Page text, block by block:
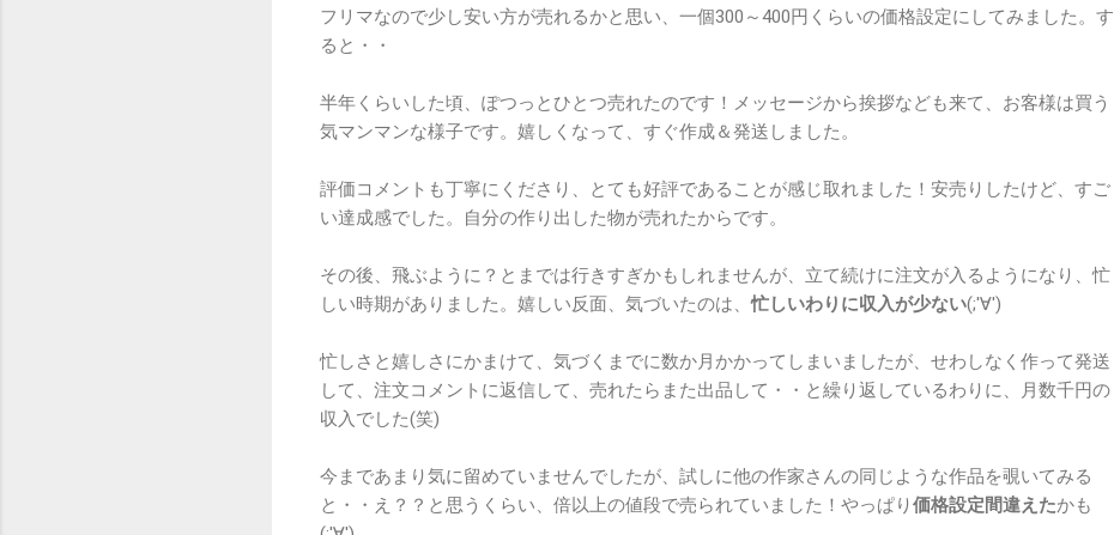
フリマなので少し安い方が売れるかと思い、一個300～400円くらいの価格設定にしてみました。す
ると・・
半年くらいした頃、ぽつっとひとつ売れたのです！メッセージから挨拶なども来て、お客様は買う
気マンマンな様子です。嬉しくなって、すぐ作成＆発送しました。
評価コメントも丁寧にくださり、とても好評であることが感じ取れました！安売りしたけど、すご
い達成感でした。自分の作り出した物が売れたからです。
その後、飛ぶように？とまでは行きすぎかもしれませんが、立て続けに注文が入るようになり、忙
しい時期がありました。嬉しい反面、気づいたのは、忙しいわりに収入が少ない(;'∀')
忙しさと嬉しさにかまけて、気づくまでに数か月かかってしまいましたが、せわしなく作って発送
して、注文コメントに返信して、売れたらまた出品して・・と繰り返しているわりに、月数千円の
収入でした(笑)
今まであまり気に留めていませんでしたが、試しに他の作家さんの同じような作品を覗いてみる
と・・え？？と思うくらい、倍以上の値段で売られていました！やっぱり 価格設定間違えたかも